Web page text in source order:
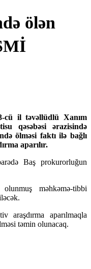
ölən
cü il təvəllüdlü Xanım
qəsəbəsi ərazisində
ölməsi faktı ilə bağlı
aparılır.
Baş prokurorluğun
məhkəmə-tibbi
araşdırma aparılmaqla
təmin olunacaq.